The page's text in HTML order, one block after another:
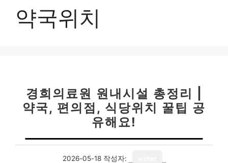
약국위치
경희의료원 원내시설 총정리 |
약국, 편의점, 식당위치 꿀팁 공
유해요!
2026-05-18 작성자: